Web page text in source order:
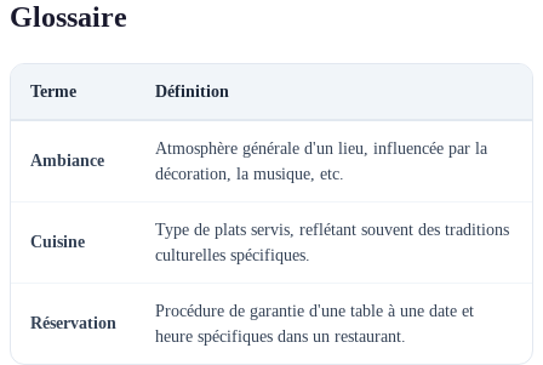
Glossaire
Terme Définition
Ambiance
Atmosphère générale d'un lieu, influencée par la
décoration, la musique, etc.
Cuisine
Type de plats servis, reflétant souvent des traditions
culturelles spécifiques.
Réservation
Procédure de garantie d'une table à une date et
heure spécifiques dans un restaurant.